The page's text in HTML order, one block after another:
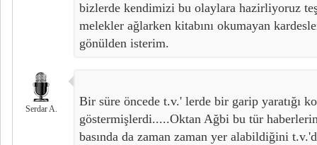
bizlerde kendimizi bu olaylara hazirliyoruz
melekler ağlarken kitabını okumayan
gönülden isterim.
Serdar A.
Bir süre öncede t.v.' lerde bir garip yaratığı
göstermişlerdi.....Oktan Ağbi bu tür
basında da zaman zaman yer alabildiğini